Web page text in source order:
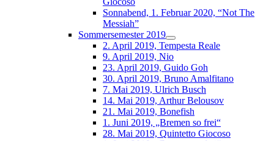
Sonnabend, 1. Februar 2020, “Not The
Messiah”
Sommersemester 2019
2. April 2019, Tempesta Reale
9. April 2019, Nio
23. April 2019, Guido Goh
30. April 2019, Bruno Amalfitano
7. Mai 2019, Ulrich Busch
14. Mai 2019, Arthur Belousov
21. Mai 2019, Bonefish
1. Juni 2019, „Bremen so frei“
28. Mai 2019, Quintetto Giocoso